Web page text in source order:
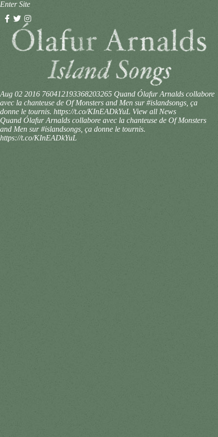
Enter Site
Aug 02 2016 760412193368203265 Quand Ólafur Arnalds collabore
avec la chanteuse de Of Monsters and Men sur #islandsongs, ça
donne le tournis. https://t.co/KInEADkYuL View all News
Quand Ólafur Arnalds collabore avec la chanteuse de Of Monsters
and Men sur #islandsongs, ça donne le tournis.
https://t.co/KInEADkYuL